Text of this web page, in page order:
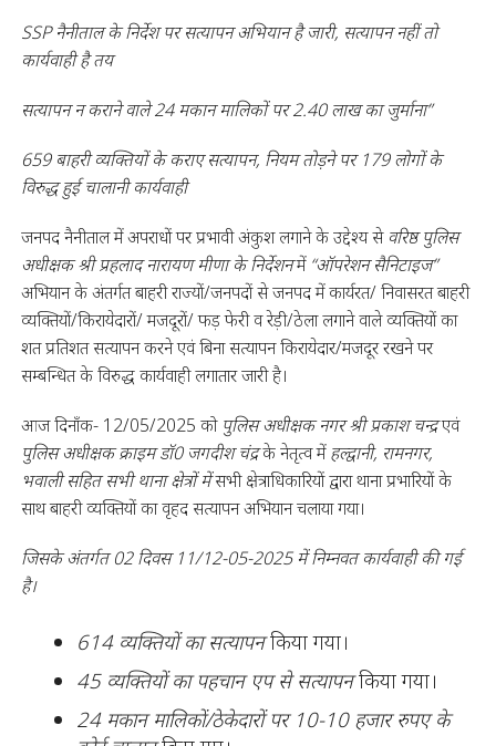
SSP नैनीताल के निर्देश पर सत्यापन अभियान है जारी, सत्यापन नहीं तो
कार्यवाही है तय
सत्यापन न कराने वाले 24 मकान मालिकों पर 2.40 लाख का जुर्माना”
659 बाहरी व्यक्तियों के कराए सत्यापन, नियम तोड़ने पर 179 लोगों के
विरुद्ध हुई चालानी कार्यवाही
जनपद नैनीताल में अपराधों पर प्रभावी अंकुश लगाने के उद्देश्य से वरिष्ठ पुलिस
अधीक्षक श्री प्रहलाद नारायण मीणा के निर्देशनमें “ऑपरेशन सैनिटाइज”
अभियान के अंतर्गत बाहरी राज्यों/जनपदों से जनपद में कार्यरत/ निवासरत बाहरी
व्यक्तियों/किरायेदारों/ मजदूरों/ फड़ फेरी व रेड़ी/ठेला लगाने वाले व्यक्तियों का
शत प्रतिशत सत्यापन करने एवं बिना सत्यापन किरायेदार/मजदूर रखने पर
सम्बन्धित के विरुद्ध कार्यवाही लगातार जारी है।
आज दिनाँक- 12/05/2025 को पुलिस अधीक्षक नगर श्री प्रकाश चन्द्रएवं
पुलिस अधीक्षक क्राइम डॉ0 जगदीश चंद्रके नेतृत्व मेंहल्द्वानी, रामनगर,
भवाली सहित सभी थाना क्षेत्रों मेंसभी क्षेत्राधिकारियों द्वारा थाना प्रभारियों के
साथ बाहरी व्यक्तियों का वृहद सत्यापन अभियान चलाया गया।
जिसके अंतर्गत 02 दिवस 11/12-05-2025 में निम्नवत कार्यवाही की गई
है।
614 व्यक्तियों का सत्यापनकिया गया।
45 व्यक्तियों का पहचान एप से सत्यापनकिया गया।
24 मकान मालिकों/ठेकेदारों पर 10-10 हजार रुपए के